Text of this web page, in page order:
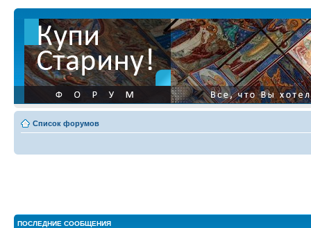
Список форумов
ПОСЛЕДНИЕ СООБЩЕНИЯ